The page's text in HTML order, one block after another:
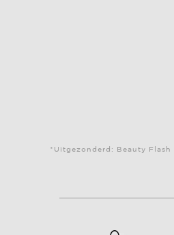
*Uitgezonderd: Beauty